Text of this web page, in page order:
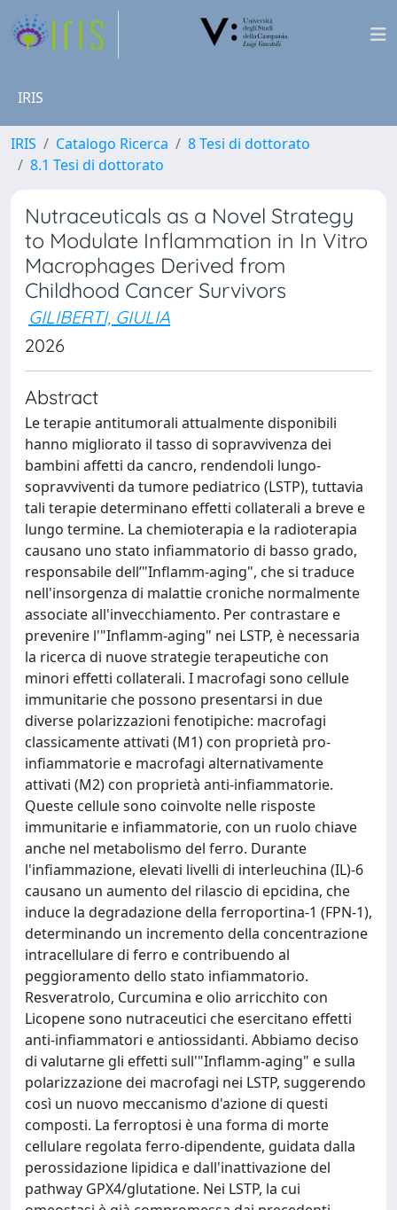
IRIS
IRIS Catalogo Ricerca
8 Tesi di dottorato
8.1 Tesi di dottorato
Nutraceuticals as a Novel Strategy
to Modulate Inflammation in In Vitro
Macrophages Derived from
Childhood Cancer Survivors
GILIBERTI, GIULIA
2026
Abstract
Le terapie antitumorali attualmente disponibili
hanno migliorato il tasso di sopravvivenza dei
bambini affetti da cancro, rendendoli lungo-
sopravviventi da tumore pediatrico (LSTP), tuttavia
tali terapie determinano effetti collaterali a breve e
lungo termine. La chemioterapia e la radioterapia
causano uno stato infiammatorio di basso grado,
responsabile dell’"Inflamm-aging", che si traduce
nell'insorgenza di malattie croniche normalmente
associate all'invecchiamento. Per contrastare e
prevenire l'"Inflamm-aging" nei LSTP, è necessaria
la ricerca di nuove strategie terapeutiche con
minori effetti collaterali. I macrofagi sono cellule
immunitarie che possono presentarsi in due
diverse polarizzazioni fenotipiche: macrofagi
classicamente attivati (M1) con proprietà pro-
infiammatorie e macrofagi alternativamente
attivati (M2) con proprietà anti-infiammatorie.
Queste cellule sono coinvolte nelle risposte
immunitarie e infiammatorie, con un ruolo chiave
anche nel metabolismo del ferro. Durante
l'infiammazione, elevati livelli di interleuchina (IL)-6
causano un aumento del rilascio di epcidina, che
induce la degradazione della ferroportina-1 (FPN-1),
determinando un incremento della concentrazione
intracellulare di ferro e contribuendo al
peggioramento dello stato infiammatorio.
Resveratrolo, Curcumina e olio arricchito con
Licopene sono nutraceutici che esercitano effetti
anti-infiammatori e antiossidanti. Abbiamo deciso
di valutarne gli effetti sull'"Inflamm-aging" e sulla
polarizzazione dei macrofagi nei LSTP, suggerendo
così un nuovo meccanismo d'azione di questi
composti. La ferroptosi è una forma di morte
cellulare regolata ferro-dipendente, guidata dalla
perossidazione lipidica e dall'inattivazione del
pathway GPX4/glutatione. Nei LSTP, la cui